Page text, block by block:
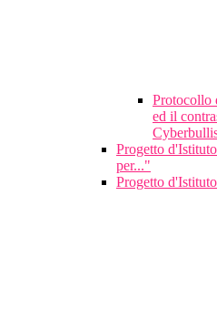
Protocollo
ed il
Progetto
per..."
Progetto